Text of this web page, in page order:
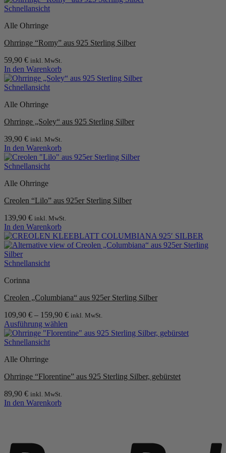
Schnellansicht
Alle Ohrringe
Ohrringe “Romy” aus 925 Sterling Silber
59,90 € inkl. MwSt.
In den Warenkorb
Schnellansicht
Alle Ohrringe
Ohrringe „Soley“ aus 925 Sterling Silber
39,90 € inkl. MwSt.
In den Warenkorb
Schnellansicht
Alle Ohrringe
Creolen “Lilo” aus 925er Sterling Silber
139,90 € inkl. MwSt.
In den Warenkorb
Schnellansicht
Corinna
Creolen „Columbiana“ aus 925er Sterling Silber
109,90 € – 159,90 € inkl. MwSt.
Ausführung wählen
Dieses
Produkt
mehrere
auf.
Optionen
können
gewählt
werden
Schnellansicht
Alle Ohrringe
Ohrringe “Florentine” aus 925 Sterling Silber, gebürstet
89,90 € inkl. MwSt.
In den Warenkorb